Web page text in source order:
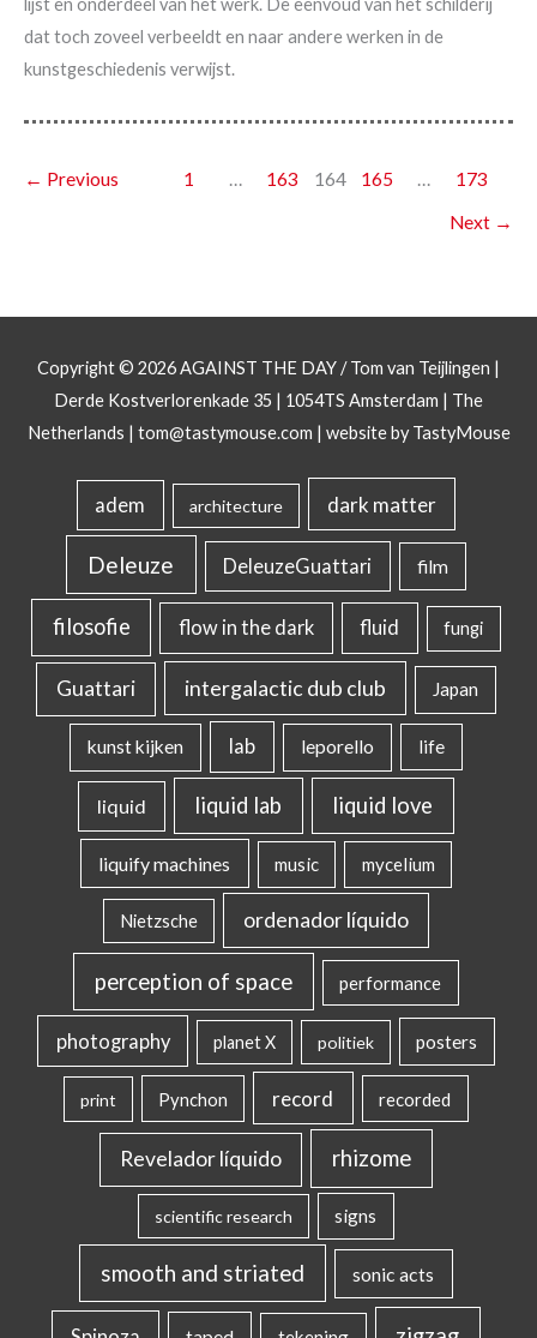
lijst en onderdeel van het werk. De eenvoud van het schilderij
dat toch zoveel verbeeldt en naar andere werken in de
kunstgeschiedenis verwijst.
← Previous 1 … 163 164 165 … 173
Next →
Copyright © 2026AGAINST THE DAY/ Tom van Teijlingen |
Derde Kostverlorenkade 35 | 1054TS Amsterdam | The
Netherlands | tom@tastymouse.com | website by TastyMouse
adem architecture dark matter
Deleuze DeleuzeGuattari film
filosofie flow in the dark fluid fungi
Guattari intergalactic dub club Japan
kunst kijken lab leporello life
liquid liquid lab liquid love
liquify machines music mycelium
Nietzsche ordenador líquido
perception of space performance
photography planet X politiek posters
print Pynchon record recorded
Revelador líquido rhizome
scientific research signs
smooth and striated sonic acts